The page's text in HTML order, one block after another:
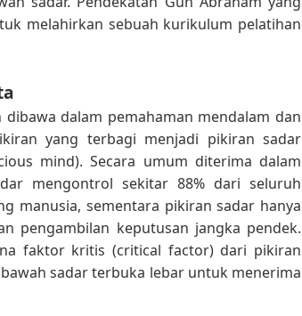
melahirkan sebuah kurikulum pelatihan
dalam pemahaman mendalam dan
yang terbagi menjadi pikiran sadar
mind). Secara umum diterima dalam
mengontrol sekitar 88% dari seluruh
manusia, sementara pikiran sadar hanya
pengambilan keputusan jangka pendek.
faktor kritis (critical factor) dari pikiran
sadar terbuka lebar untuk menerima